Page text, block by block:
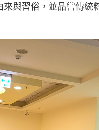
與習俗，並品嘗傳統